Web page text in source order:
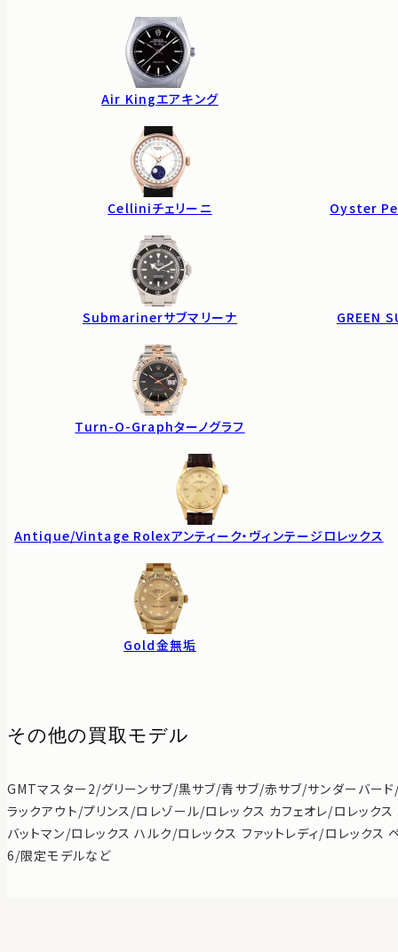
Air Kingエアキング
Celliniチェリーニ Oyster
Submarinerサブマリーナ GREEN
Turn-O-Graphターノグラフ
Antique/Vintage Rolexアンティーク・ヴィンテージロレックス
Gold金無垢
その他の買取モデル
GMTマスター2/グリーンサブ/黒サブ/青サブ/赤サブ/サンダーバード
ラックアウト/プリンス/ロレゾール/ロレックス カフェオレ/ロレック
バットマン/ロレックス ハルク/ロレックス ファットレディ/ロレック
6/限定モデルなど